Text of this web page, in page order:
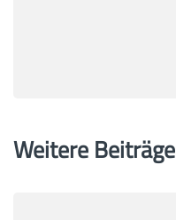
Weitere Beiträge